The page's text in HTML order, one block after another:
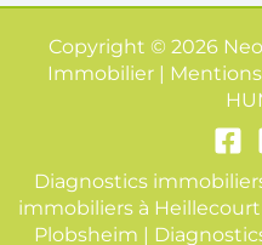
Copyright © 2026
Immobilier |
Diagnostics
immobiliers à Heillecourt
Plobsheim |